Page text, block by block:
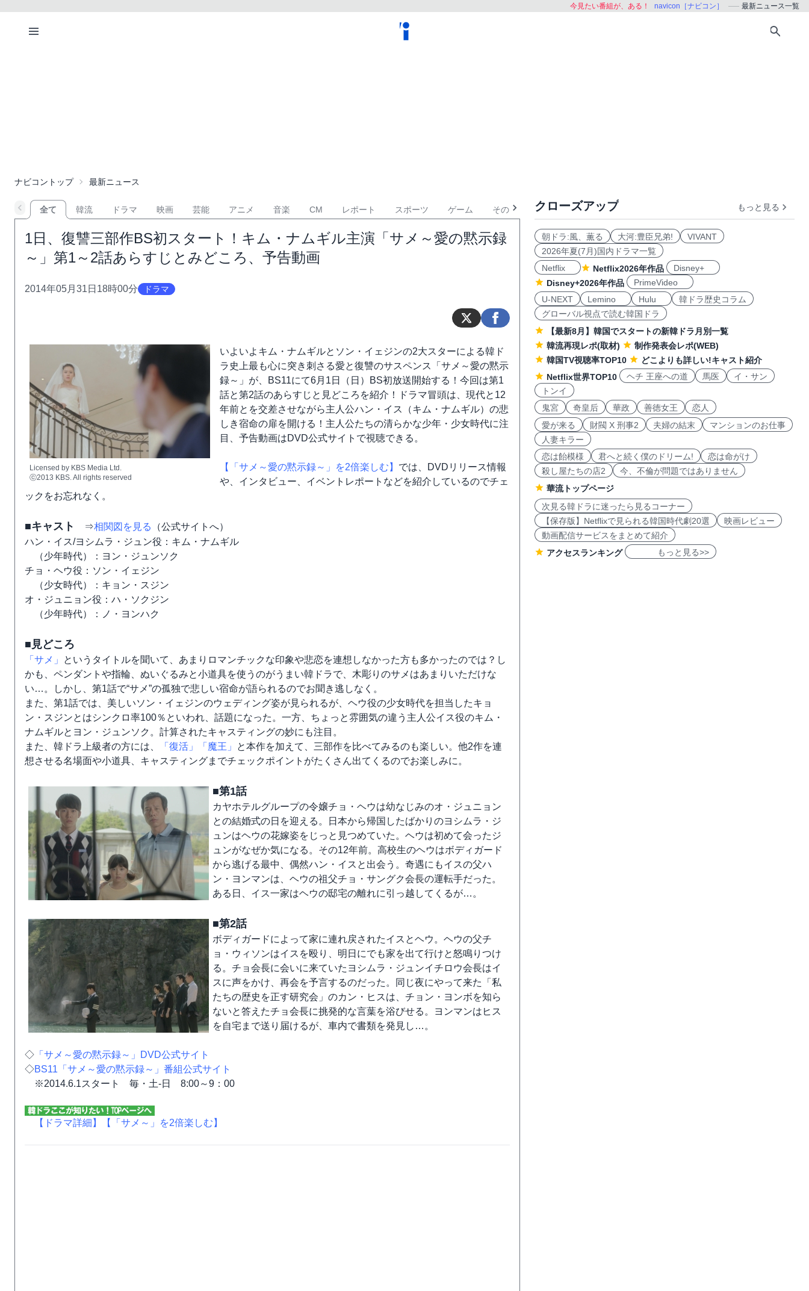
今見たい番組が、ある！ navicon［ナビコン］ 最新ニュース一覧
ナビコントップ 最新ニュース
全て 韓流 ドラマ 映画 芸能 アニメ 音楽 CM レポート スポーツ ゲーム その他
1日、復讐三部作BS初スタート！キム・ナムギル主演「サメ～愛の黙示録
～」第1～2話あらすじとみどころ、予告動画
2014年05月31日18時00分 ドラマ
Licensed by KBS Media Ltd.
ⓒ2013 KBS. All rights reserved
いよいよキム・ナムギルとソン・イェジンの2大スターによる韓ド
ラ史上最も心に突き刺さる愛と復讐のサスペンス「サメ～愛の黙示
録～」が、BS11にて6月1日（日）BS初放送開始する！今回は第1
話と第2話のあらすじと見どころを紹介！ドラマ冒頭は、現代と12
年前とを交差させながら主人公ハン・イス（キム・ナムギル）の悲
しき宿命の扉を開ける！主人公たちの清らかな少年・少女時代に注
目、予告動画はDVD公式サイトで視聴できる。
【「サメ～愛の黙示録～」を2倍楽しむ】 では、DVDリリース情報
や、インタビュー、イベントレポートなどを紹介しているのでチェ
ックをお忘れなく。
■キャスト ⇒相関図を見る
（公式サイトへ）
ハン・イス/ヨシムラ・ジュン役：キム・ナムギル
（少年時代）：ヨン・ジュンソク
チョ・ヘウ役：ソン・イェジン
（少女時代）：キョン・スジン
オ・ジュニョン役：ハ・ソクジン
（少年時代）：ノ・ヨンハク
■見どころ
「サメ」
というタイトルを聞いて、あまりロマンチックな印象や悲恋を連想しなかった方も多かったのでは？し
かも、ペンダントや指輪、ぬいぐるみと小道具を使うのがうまい韓ドラで、木彫りのサメはあまりいただけな
い…。しかし、第1話で“サメ”の孤独で悲しい宿命が語られるのでお聞き逃しなく。
また、第1話では、美しいソン・イェジンのウェディング姿が見られるが、ヘウ役の少女時代を担当したキョ
ン・スジンとはシンクロ率100％といわれ、話題になった。一方、ちょっと雰囲気の違う主人公イス役のキム・
ナムギルとヨン・ジュンソク。計算されたキャスティングの妙にも注目。
また、韓ドラ上級者の方には、
「復活」 「魔王」
と本作を加えて、三部作を比べてみるのも楽しい。他2作を連
想させる名場面や小道具、キャスティングまでチェックポイントがたくさん出てくるのでお楽しみに。
■第1話
カヤホテルグループの令嬢チョ・ヘウは幼なじみのオ・ジュニョン
との結婚式の日を迎える。日本から帰国したばかりのヨシムラ・ジ
ュンはヘウの花嫁姿をじっと見つめていた。ヘウは初めて会ったジ
ュンがなぜか気になる。その12年前。高校生のヘウはボディガード
から逃げる最中、偶然ハン・イスと出会う。奇遇にもイスの父ハ
ン・ヨンマンは、ヘウの祖父チョ・サングク会長の運転手だった。
ある日、イス一家はヘウの邸宅の離れに引っ越してくるが…。
■第2話
ボディガードによって家に連れ戻されたイスとヘウ。ヘウの父チ
ョ・ウィソンはイスを殴り、明日にでも家を出て行けと怒鳴りつけ
る。チョ会長に会いに来ていたヨシムラ・ジュンイチロウ会長はイ
スに声をかけ、再会を予言するのだった。同じ夜にやって来た「私
たちの歴史を正す研究会」のカン・ヒスは、チョン・ヨンボを知ら
ないと答えたチョ会長に挑発的な言葉を浴びせる。ヨンマンはヒス
を自宅まで送り届けるが、車内で書類を発見し…。
◇ 「サメ～愛の黙示録～」DVD公式サイト
◇BS11「サメ～愛の黙示録～」番組公式サイト
※2014.6.1スタート 毎・土‐日 8:00～9：00
【ドラマ詳細】 【「サメ～」を2倍楽しむ】
クローズアップ もっと見る
朝ドラ:風、薫る 大河:豊臣兄弟!
VIVANT
2026年夏(7月)国内ドラマ一覧
Netflix
Netflix2026年作品
Disney+
Disney+2026年作品
PrimeVideo
U-NEXT
Lemino Hulu
韓ドラ歴史コラム
グローバル視点で読む韓国ドラ
【最新8月】韓国でスタートの新韓ドラ月別一覧
韓流再現レポ(取材)
制作発表会レポ(WEB)
韓国TV視聴率TOP10
どこよりも詳しい!キャスト紹介
Netflix世界TOP10
ヘチ 王座への道 馬医
イ・サン
トンイ
鬼宮
奇皇后 華政 善徳女王
恋人
愛が来る
財閥 X 刑事2 夫婦の結末
マンションのお仕事
人妻キラー
恋は飴模様
君へと続く僕のドリーム!
恋は命がけ
殺し屋たちの店2
今、不倫が問題ではありません
華流トップページ
次見る韓ドラに迷ったら見るコーナー
【保存版】Netflixで見られる韓国時代劇20選
映画レビュー
動画配信サービスをまとめて紹介
アクセスランキング
もっと見る>>